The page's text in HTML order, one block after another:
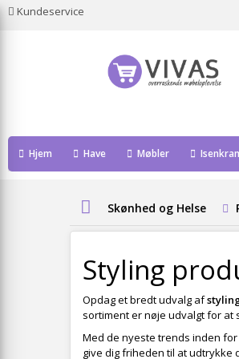
Kundeservice
Hjem Have Møbler
Skønhed og Helse
Styling
Opdag et bredt udvalg af
sortiment er nøje udvalgt for
Med de nyeste trends inden for
give dig friheden til at